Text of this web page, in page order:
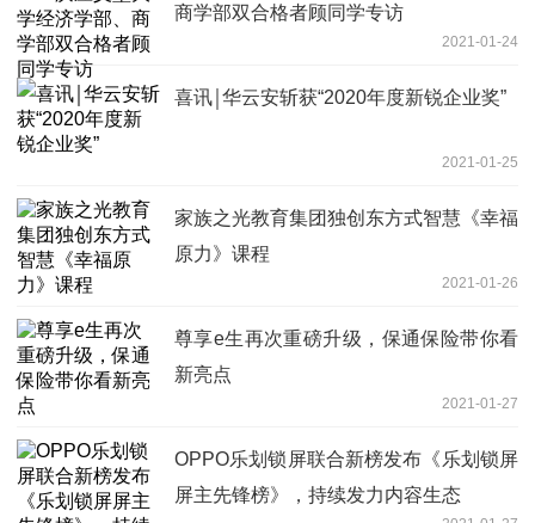
商学部双合格者顾同学专访
2021-01-24
喜讯￨华云安斩获“2020年度新锐企业奖”
2021-01-25
家族之光教育集团独创东方式智慧《幸福
原力》课程
2021-01-26
尊享e生再次重磅升级，保通保险带你看
新亮点
2021-01-27
OPPO乐划锁屏联合新榜发布《乐划锁屏
屏主先锋榜》，持续发力内容生态